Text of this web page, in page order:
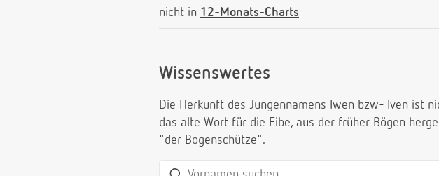
nicht in 12-Monats-Charts
Wissenswertes
Die Herkunft des Jungennamens Iwen bzw- Iven ist
das alte Wort für die Eibe, aus der früher Bögen
"der Bogenschütze".